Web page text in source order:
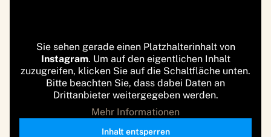
Sie sehen gerade einen Platzhalterinhalt von
Instagram. Um auf den eigentlichen Inhalt
zuzugreifen, klicken Sie auf die Schaltfläche unten.
Bitte beachten Sie, dass dabei Daten an
Drittanbieter weitergegeben werden.
Mehr Informationen
Inhalt entsperren